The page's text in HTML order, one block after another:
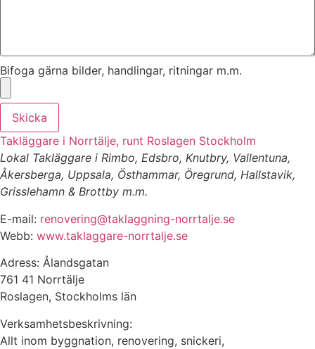
Bifoga gärna bilder, handlingar, ritningar m.m.
Skicka
Takläggare i Norrtälje, runt Roslagen Stockholm
Lokal Takläggare i Rimbo, Edsbro, Knutbry, Vallentuna,
Åkersberga, Uppsala, Östhammar, Öregrund, Hallstavik,
Grisslehamn & Brottby m.m.
E-mail: renovering@taklaggning-norrtalje.se
Webb: www.taklaggare-norrtalje.se
Adress: Ålandsgatan
761 41 Norrtälje
Roslagen, Stockholms län
Verksamhetsbeskrivning:
Allt inom byggnation, renovering, snickeri,